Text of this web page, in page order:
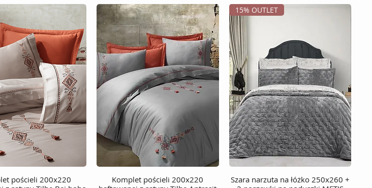
Podgląd
pościeli 200x220
Podgląd
Komplet pościeli 200x220
Podgląd
15% OUTLET
Szara narzuta na łóżko 250x260 +